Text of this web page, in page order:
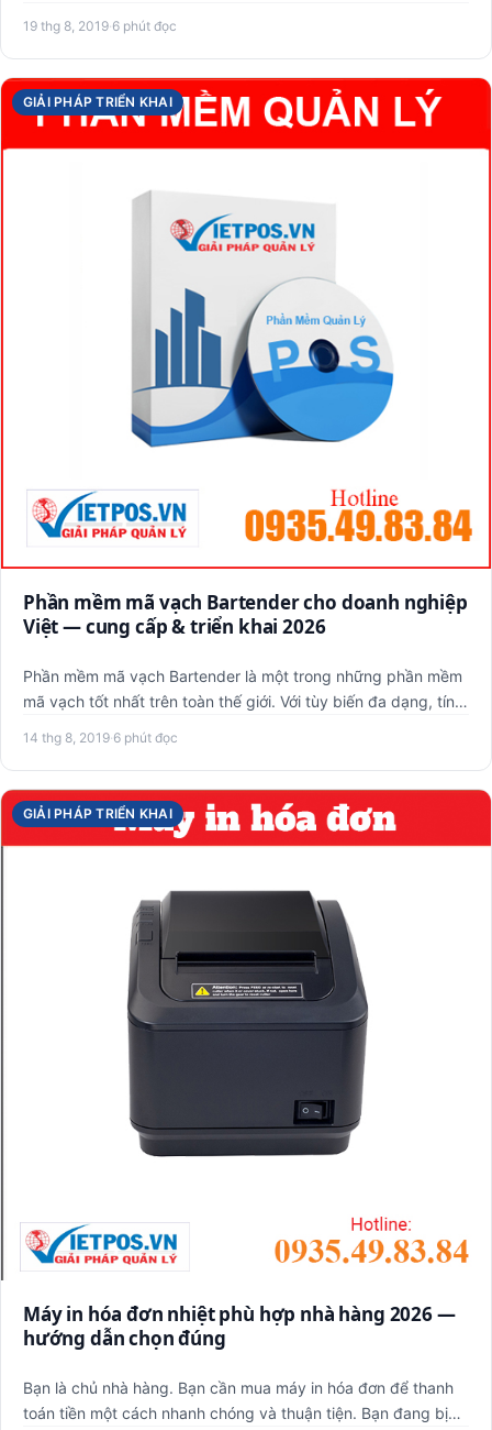
19 thg 8, 2019·6 phút đọc
GIẢI PHÁP TRIỂN KHAI
Phần mềm mã vạch Bartender cho doanh nghiệp
Việt — cung cấp & triển khai 2026
Phần mềm mã vạch Bartender là một trong những phần mềm
mã vạch tốt nhất trên toàn thế giới. Với tùy biến đa dạng, tính
14 thg 8, 2019·6 phút đọc
GIẢI PHÁP TRIỂN KHAI
Máy in hóa đơn nhiệt phù hợp nhà hàng 2026 —
hướng dẫn chọn đúng
Bạn là chủ nhà hàng. Bạn cần mua máy in hóa đơn để thanh
toán tiền một cách nhanh chóng và thuận tiện. Bạn đang bị